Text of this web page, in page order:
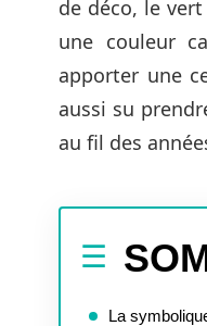
de déco, le
une couleur
apporter une
aussi su
au fil des
La